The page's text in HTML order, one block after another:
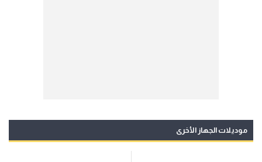
موديلات الجهاز الأخرى